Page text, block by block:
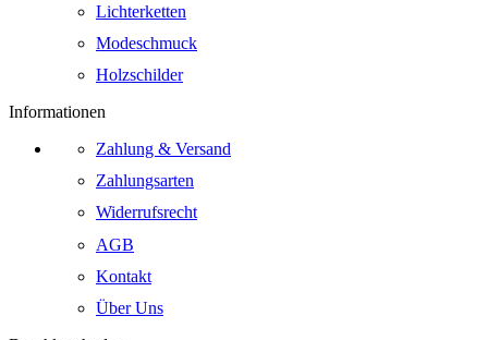
Lichterketten
Modeschmuck
Holzschilder
Informationen
Zahlung & Versand
Zahlungsarten
Widerrufsrecht
AGB
Kontakt
Über Uns